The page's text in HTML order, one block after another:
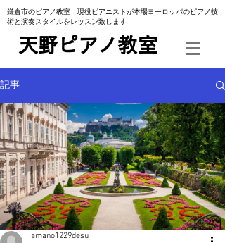
​鎌倉市のピアノ教室 現役ピアニストが本場ヨーロッパのピアノ技
術と演奏スタイルをレッスン致します
​天野ピアノ教室
記事
amano1229desu